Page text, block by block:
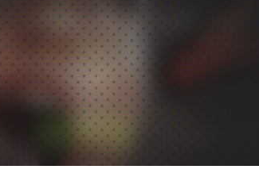
Mr. Meat 2: Побег из
Игры / Хорроры
7.0 1.2.3245
Скачать